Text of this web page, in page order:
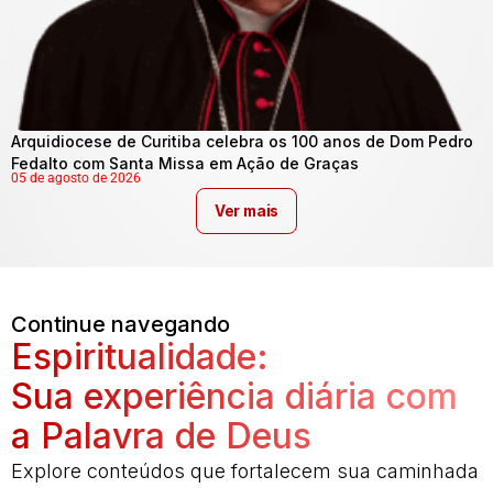
Arquidiocese de Curitiba celebra os 100 anos de Dom Pedro
Fedalto com Santa Missa em Ação de Graças
05 de agosto de 2026
Ver mais
Continue navegando
Espiritualidade:
Sua experiência diária com
a Palavra de Deus
Explore conteúdos que fortalecem sua caminhada